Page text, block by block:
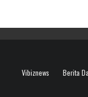
Vibiznews Berita